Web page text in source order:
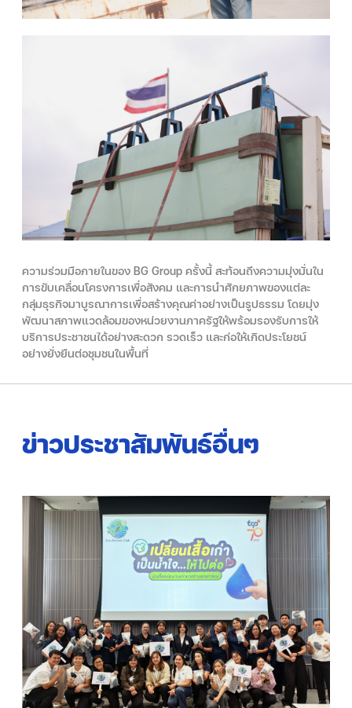
ความร่วมมือภายในของ BG Group ครั้งนี้ สะท้อนถึงความมุ่งมั่นใน
การขับเคลื่อนโครงการเพื่อสังคม และการนำศักยภาพของแต่ละ
กลุ่มธุรกิจมาบูรณาการเพื่อสร้างคุณค่าอย่างเป็นรูปธรรม โดยมุ่ง
พัฒนาสภาพแวดล้อมของหน่วยงานภาครัฐให้พร้อมรองรับการให้
บริการประชาชนได้อย่างสะดวก รวดเร็ว และก่อให้เกิดประโยชน์
อย่างยั่งยืนต่อชุมชนในพื้นที่
ข่าวประชาสัมพันธ์อื่นๆ